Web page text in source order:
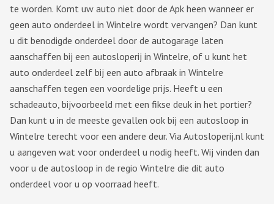
te worden. Komt uw auto niet door de Apk heen wanneer er
geen auto onderdeel in Wintelre wordt vervangen? Dan kunt
u dit benodigde onderdeel door de autogarage laten
aanschaffen bij een autosloperij in Wintelre, of u kunt het
auto onderdeel zelf bij een auto afbraak in Wintelre
aanschaffen tegen een voordelige prijs. Heeft u een
schadeauto, bijvoorbeeld met een fikse deuk in het portier?
Dan kunt u in de meeste gevallen ook bij een autosloop in
Wintelre terecht voor een andere deur. Via Autosloperij.nl kunt
u aangeven wat voor onderdeel u nodig heeft. Wij vinden dan
voor u de autosloop in de regio Wintelre die dit auto
onderdeel voor u op voorraad heeft.